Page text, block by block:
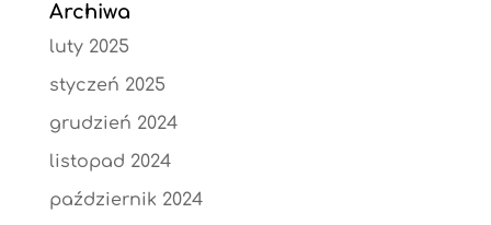
Archiwa
luty 2025
styczeń 2025
grudzień 2024
listopad 2024
październik 2024